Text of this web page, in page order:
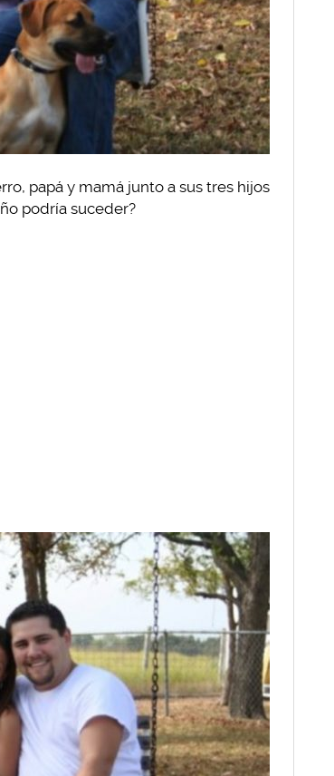
papá y mamá junto a sus tres hijos
podría suceder?